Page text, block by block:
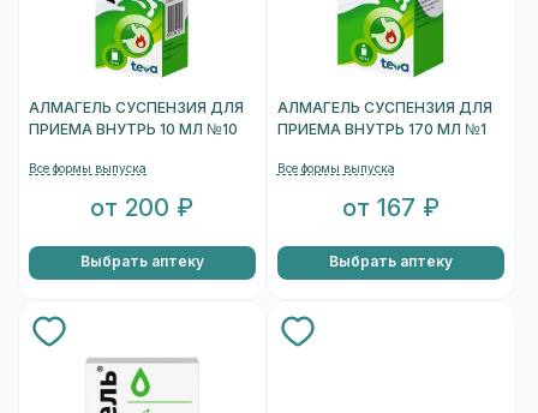
АЛМАГЕЛЬ СУСПЕНЗИЯ ДЛЯ
ПРИЕМА ВНУТРЬ 10 МЛ №10
Все формы выпуска
от 200 ₽
Выбрать аптеку
АЛМАГЕЛЬ СУСПЕНЗИЯ ДЛЯ
ПРИЕМА ВНУТРЬ 170 МЛ №1
Все формы выпуска
от 167 ₽
Выбрать аптеку